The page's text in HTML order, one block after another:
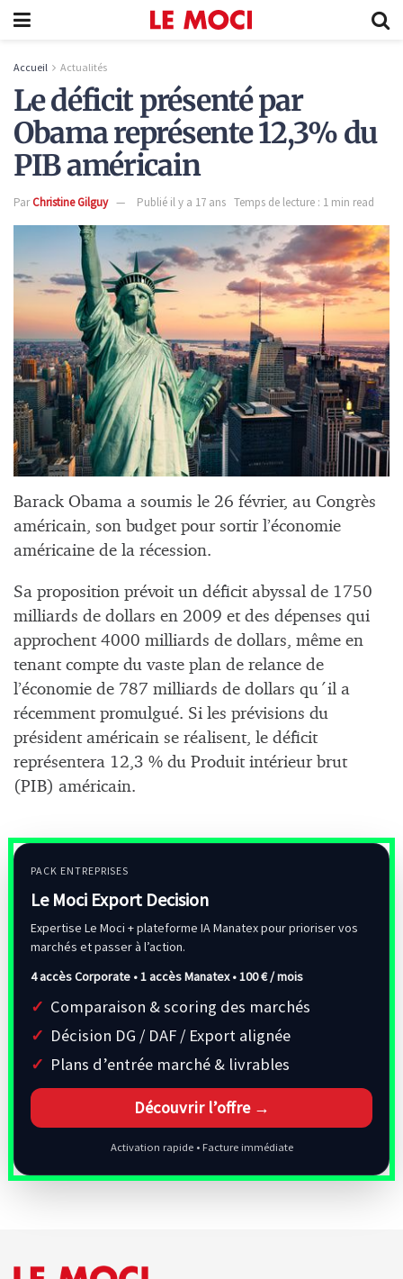
Accueil Actualités
Le déficit présenté par
Obama représente 12,3% du
PIB américain
ParChristine Gilguy Publié il y a 17 ans Temps de lecture : 1 min read
Barack Obama a soumis le 26 février, au Congrès
américain, son budget pour sortir l’économie
américaine de la récession.
Sa proposition prévoit un déficit abyssal de 1750
milliards de dollars en 2009 et des dépenses qui
approchent 4000 milliards de dollars, même en
tenant compte du vaste plan de relance de
l’économie de 787 milliards de dollars qu´il a
récemment promulgué. Si les prévisions du
président américain se réalisent, le déficit
représentera 12,3 % du Produit intérieur brut
(PIB) américain.
PACK ENTREPRISES
Le Moci Export Decision
Expertise Le Moci + plateforme IA Manatex pour prioriser vos
marchés et passer à l’action.
4 accès Corporate • 1 accès Manatex •100 € / mois
Comparaison & scoring des marchés
Décision DG / DAF / Export alignée
Plans d’entrée marché & livrables
Découvrir l’offre →
Activation rapide • Facture immédiate